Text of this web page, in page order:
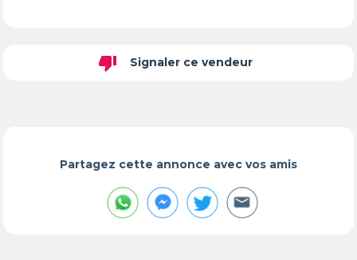
thumb_down Signaler ce vendeur
Partagez cette annonce avec vos amis